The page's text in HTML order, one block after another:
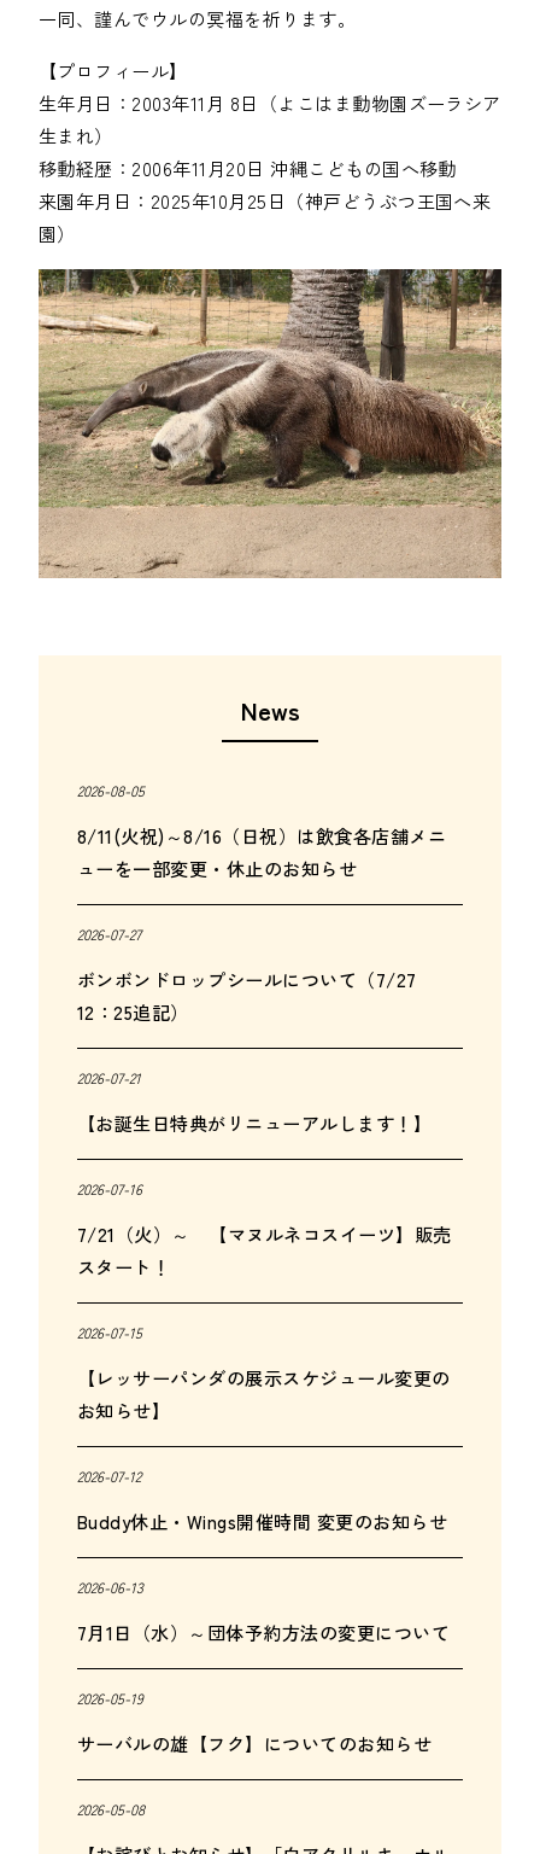
【プロフィール】
生年月日：2003年11月 8日（よこはま動物園ズーラシア
生まれ）
移動経歴：2006年11月20日 沖縄こどもの国へ移動
来園年月日：2025年10月25日（神戸どうぶつ王国へ来
園）
News
2026-08-05
8/11(火祝)～8/16（日祝）は飲食各店舗メニ
ューを一部変更・休止のお知らせ
2026-07-27
ボンボンドロップシールについて（7/27
12：25追記）
2026-07-21
【お誕生日特典がリニューアルします！】
2026-07-16
7/21（火）～ 【マヌルネコスイーツ】販売
スタート！
2026-07-15
【レッサーパンダの展示スケジュール変更の
お知らせ】
2026-07-12
Buddy休止・Wings開催時間 変更のお知らせ
2026-06-13
7月1日（水）～団体予約方法の変更について
2026-05-19
サーバルの雄【フク】についてのお知らせ
2026-05-08